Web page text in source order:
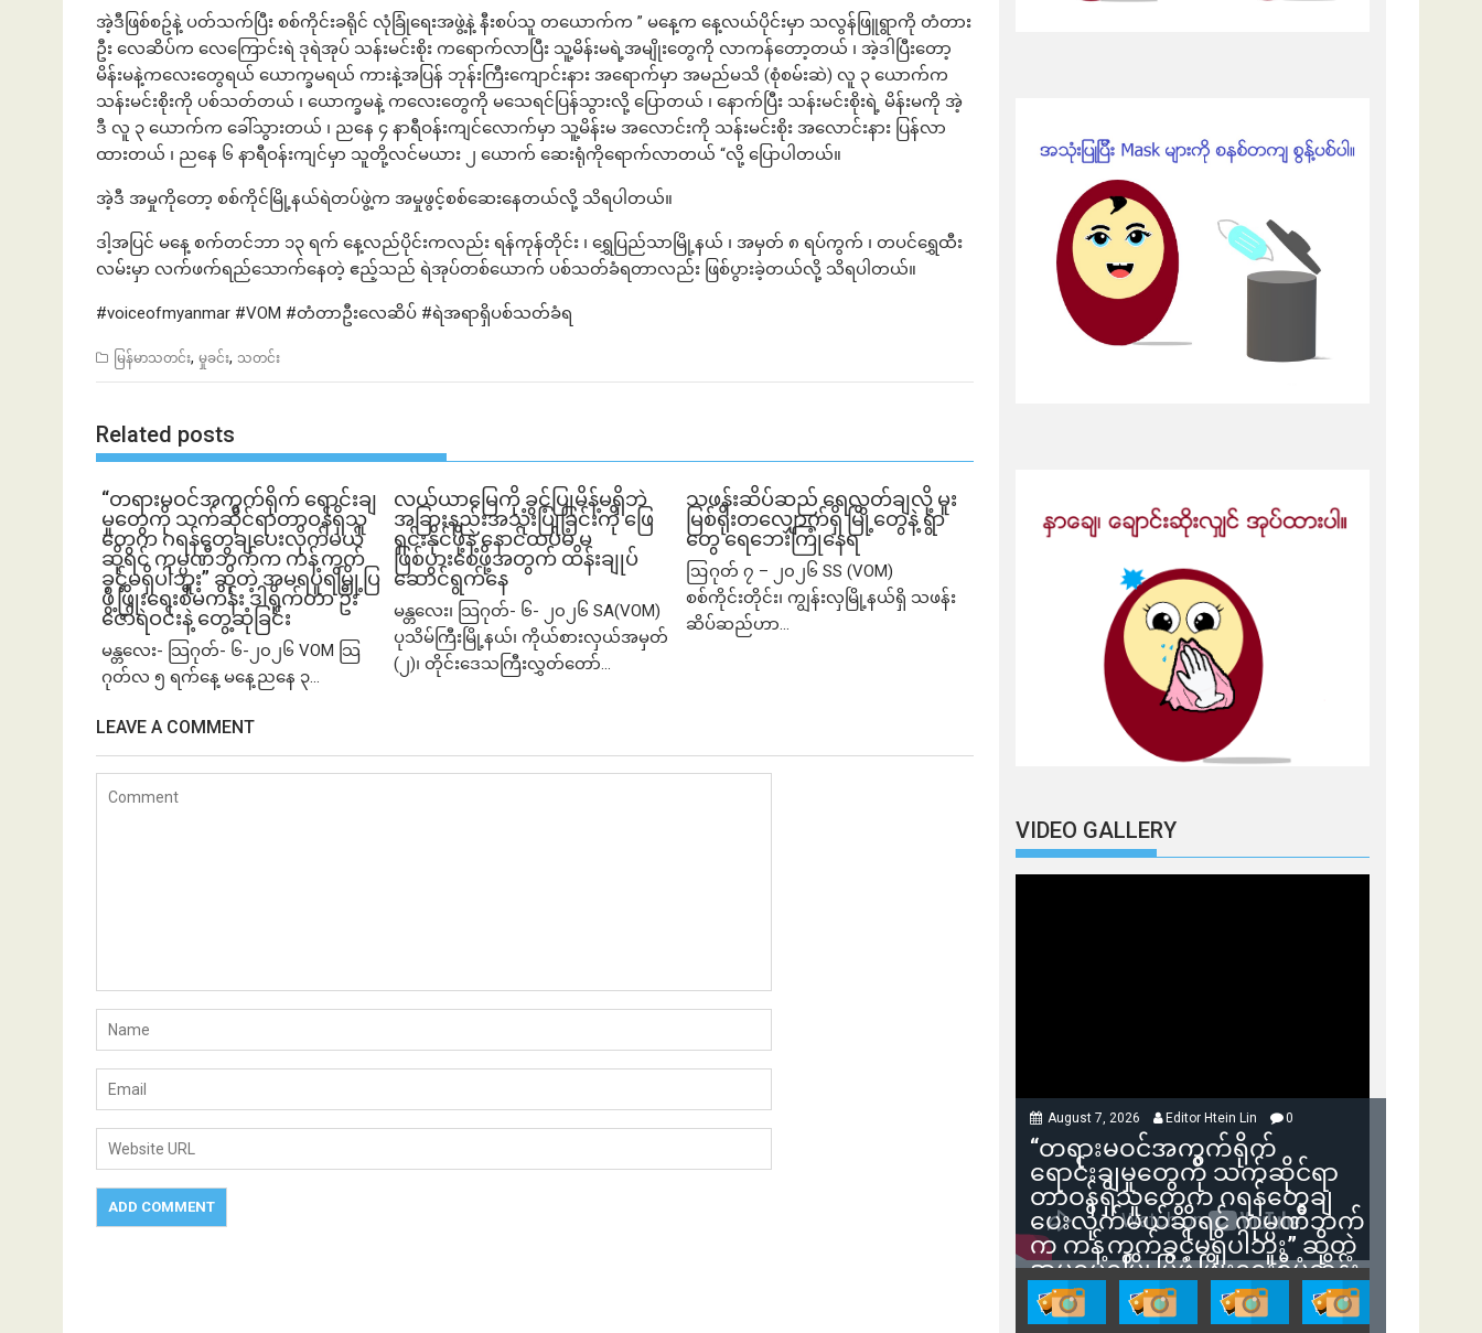
အဲ့ဒီဖြစ်စဥ်နဲ့ ပတ်သက်ပြီး စစ်ကိုင်းခရိုင် လုံခြုံရေးအဖွဲ့နဲ့ နီးစပ်သူ တယောက်က ” မနေ့က နေ့လယ်ပိုင်းမှာ သလွန်ဖြူရွာကို တံတား
ဦး လေဆိပ်က လေကြောင်းရဲ ဒုရဲအုပ် သန်းမင်းစိုး ကရောက်လာပြီး သူ့မိန်းမရဲ့အမျိုးတွေကို လာကန်တော့တယ် ၊ အဲ့ဒါပြီးတော့
မိန်းမနဲ့ကလေးတွေရယ် ယောက္ခမရယ် ကားနဲ့အပြန် ဘုန်းကြီးကျောင်းနား အရောက်မှာ အမည်မသိ (စုံစမ်းဆဲ) လူ ၃ ယောက်က
သန်းမင်းစိုးကို ပစ်သတ်တယ် ၊ ယောက္ခမနဲ့ ကလေးတွေကို မသေရင်ပြန်သွားလို့ ပြောတယ် ၊ နောက်ပြီး သန်းမင်းစိုးရဲ့ မိန်းမကို အဲ့
ဒီ လူ ၃ ယောက်က ခေါ်သွားတယ် ၊ ညနေ ၄ နာရီဝန်းကျင်လောက်မှာ သူ့မိန်းမ အလောင်းကို သန်းမင်းစိုး အလောင်းနား ပြန်လာ
ထားတယ် ၊ ညနေ ၆ နာရီဝန်းကျင်မှာ သူတို့လင်မယား ၂ ယောက် ဆေးရုံကိုရောက်လာတယ် “လို့ ပြောပါတယ်။
အဲ့ဒီ အမှုကိုတော့ စစ်ကိုင်မြို့နယ်ရဲတပ်ဖွဲ့က အမှုဖွင့်စစ်ဆေးနေတယ်လို့ သိရပါတယ်။
ဒါ့အပြင် မနေ့ စက်တင်ဘာ ၁၃ ရက် နေ့လည်ပိုင်းကလည်း ရန်ကုန်တိုင်း ၊ ရွှေပြည်သာမြို့နယ် ၊ အမှတ် ၈ ရပ်ကွက် ၊ တပင်ရွှေထီး
လမ်းမှာ လက်ဖက်ရည်သောက်နေတဲ့ ဧည့်သည် ရဲအုပ်တစ်ယောက် ပစ်သတ်ခံရတာလည်း ဖြစ်ပွားခဲ့တယ်လို့ သိရပါတယ်။
#voiceofmyanmar #VOM #တံတာဦးလေဆိပ် #ရဲအရာရှိပစ်သတ်ခံရ
မြန်မာသတင်း, မှုခင်း, သတင်း
Related posts
“တရားမဝင်အကွက်ရိုက် ရောင်းချ
မှုတွေကို သက်ဆိုင်ရာတာဝန်ရှိသူ
တွေက ဂရန်တွေချပေးလိုက်မယ်
ဆိုရင် ကုမ္ပဏီဘက်က ကန့်ကွက်
ခွင့်မရှိပါဘူး” ဆိုတဲ့ အမရပူရမြို့ပြ
ဖွံ့ဖြိုးရေးစီမံကိန်း ဒါရိုက်တာ ဦး
ဇော်ရဲဝင်းနဲ့ တွေ့ဆုံခြင်း
မန္တလေး- သြဂုတ်- ၆-၂၀၂၆ VOM သြ
ဂုတ်လ ၅ ရက်နေ့ မနေ့ညနေ ၃...
လယ်ယာမြေကို ခွင့်ပြုမိန့်မရှိဘဲ
အခြားနည်းအသုံးပြုခြင်းကို ဖြေ
ရှင်းနိုင်ဖို့နဲ့ နောင်ထပ်မံ မ
ဖြစ်ပွားစေဖို့အတွက် ထိန်းချုပ်
ဆောင်ရွက်နေ
မန္တလေး၊ သြဂုတ်- ၆- ၂၀၂၆ SA(VOM)
ပုသိမ်ကြီးမြို့နယ်၊ ကိုယ်စားလှယ်အမှတ်
(၂)၊ တိုင်းဒေသကြီးလွှတ်တော်...
သဖန်းဆိပ်ဆည် ရေလွှတ်ချလို့ မူး
မြစ်ရိုးတလျှောက်ရှိ မြို့တွေနဲ့ ရွာ
တွေ ရေဘေးကြုံနေရ
ဩဂုတ် ၇ – ၂၀၂၆ SS (VOM)
စစ်ကိုင်းတိုင်း၊ ကျွန်းလှမြို့နယ်ရှိ သဖန်း
ဆိပ်ဆည်ဟာ...
LEAVE A COMMENT
VIDEO GALLERY
August 7, 2026 Editor Htein Lin 0
“တရားမဝင်အကွက်ရိုက်
ရောင်းချမှုတွေကို သက်ဆိုင်ရာ
တာဝန်ရှိသူတွေက ဂရန်တွေချ
ပေးလိုက်မယ်ဆိုရင် ကုမ္ပဏီဘက်
က ကန့်ကွက်ခွင့်မရှိပါဘူး” ဆိုတဲ့
အမရပူရမြို့ပြဖွံ့ဖြိုးရေးစီမံကိန်း
ဒါရိုက်တာ ဦးဇော်ရဲဝင်းနဲ့ တွေ့ဆုံ
ခြင်း